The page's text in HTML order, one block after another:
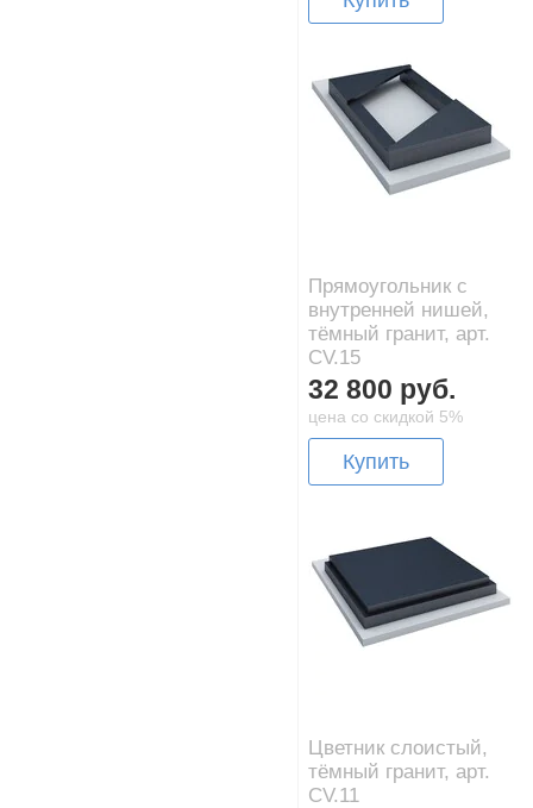
Прямоугольник с
внутренней нишей,
тёмный гранит, арт.
CV.15
32 800 руб.
цена со скидкой 5%
Купить
Цветник слоистый,
тёмный гранит, арт.
CV.11